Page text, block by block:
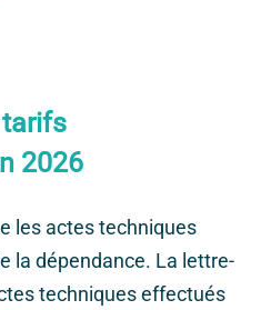
tarifs
2026
les actes techniques
la dépendance. La lettre-
techniques effectués